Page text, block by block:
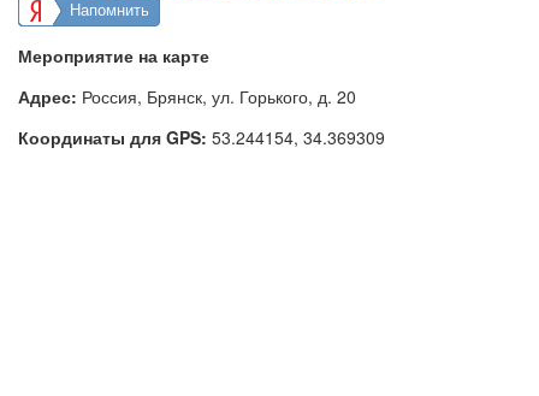
Напомнить
Мероприятие на карте
Адрес: Россия, Брянск, ул. Горького, д. 20
Координаты для GPS: 53.244154, 34.369309